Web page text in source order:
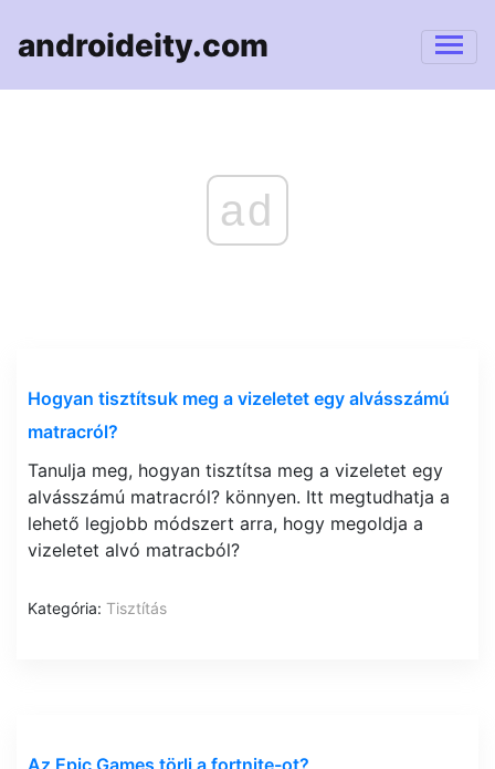
androideity.com
ad
Hogyan tisztítsuk meg a vizeletet egy alvásszámú
matracról?
Tanulja meg, hogyan tisztítsa meg a vizeletet egy
alvásszámú matracról? könnyen. Itt megtudhatja a
lehető legjobb módszert arra, hogy megoldja a
vizeletet alvó matracból?
Kategória: Tisztítás
Az Epic Games törli a fortnite-ot?